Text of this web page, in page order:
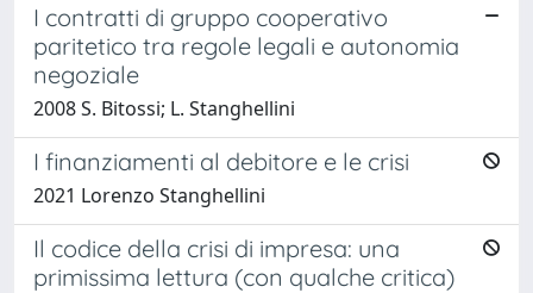
I contratti di gruppo cooperativo
paritetico tra regole legali e autonomia
negoziale
2008 S. Bitossi; L. Stanghellini
I finanziamenti al debitore e le crisi
2021 Lorenzo Stanghellini
Il codice della crisi di impresa: una
primissima lettura (con qualche critica)